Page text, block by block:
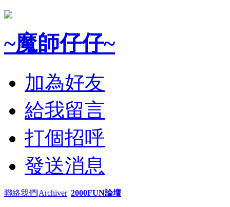
~魔師仔仔~
加為好友
給我留言
打個招呼
發送消息
聯絡我們|Archiver| 2000FUN論壇